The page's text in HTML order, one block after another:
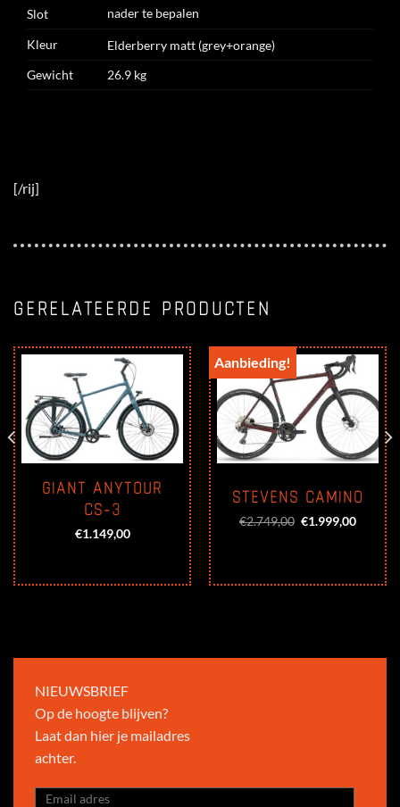
Slot nader te bepalen
Kleur
Elderberry matt (grey+orange)
Gewicht
26.9 kg
[/rij]
GERELATEERDE PRODUCTEN
GIANT ANYTOUR
CS-3
€1.149,00
Aanbieding!
STEVENS CAMINO
€2.749,00 Oorspronkelijke
€1.999,00Huidige
NIEUWSBRIEF
Op de hoogte blijven?
Laat dan hier je mailadres
achter.